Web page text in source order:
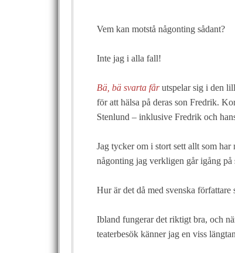
Vem kan motstå någonting sådant?
Inte jag i alla fall!
Bä, bä svarta får utspelar sig i den
för att hälsa på deras son Fredrik.
Stenlund – inklusive Fredrik och
Jag tycker om i stort sett allt som
någonting jag verkligen går igång på
Hur är det då med svenska
Ibland fungerar det riktigt bra, och
teaterbesök känner jag en viss